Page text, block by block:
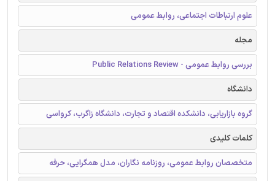
علوم ارتباطات اجتماعی، روابط عمومی
مجله
بررسی روابط عمومی - Public Relations Review
دانشگاه
گروه بازاریابی، دانشکده اقتصاد و تجارت، دانشگاه زاگرب، کرواسی
کلمات کلیدی
متخصصان روابط عمومی، روزنامه نگاران، مدل همگرایی، حرفه